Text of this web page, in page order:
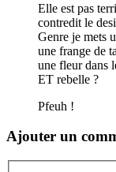
Elle est pas
contredit le
Genre je mets
une frange de
une fleur dans
ET rebelle ?
Pfeuh !
Ajouter un